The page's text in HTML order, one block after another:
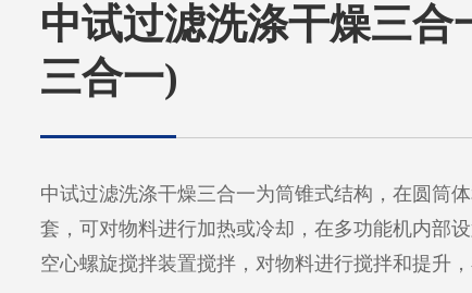
中试过滤洗涤干燥三合
三合一)
中试过滤洗涤干燥三合一为筒锥式结构，在圆筒
套，可对物料进行加热或冷却，在多功能机内部
空心螺旋搅拌装置搅拌，对物料进行搅拌和提升，